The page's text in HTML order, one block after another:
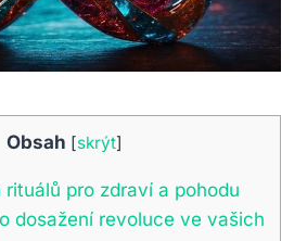
Obsah [skrýt]
pro zdraví a pohodu
dosažení revoluce ve vašich